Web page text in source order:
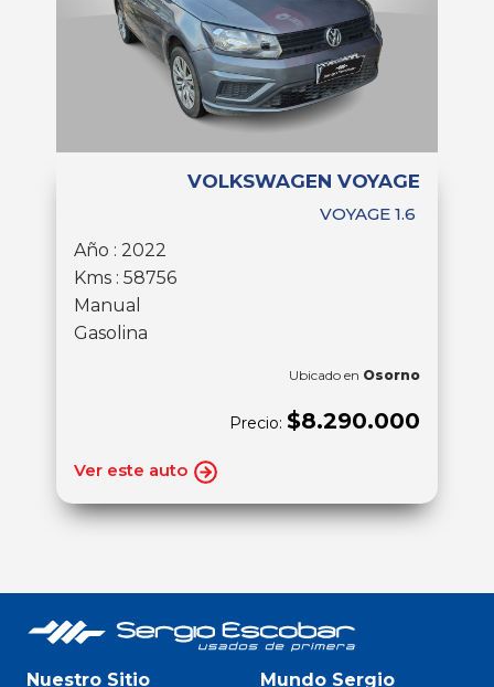
VOLKSWAGEN VOYAGE
VOYAGE 1.6
Año : 2022
Kms : 58756
Manual
Gasolina
Ubicado en Osorno
Precio: $8.290.000
Ver este auto
Nuestro Sitio Mundo Sergio